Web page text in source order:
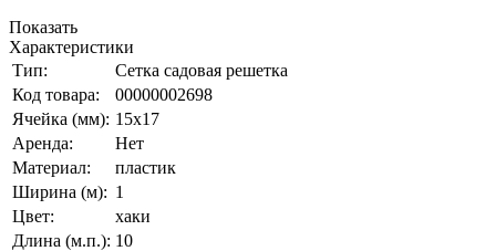
Показать
Характеристики
Тип:
Сетка садовая решетка
Код товара:
00000002698
Ячейка (мм): 15х17
Аренда:
Нет
Материал:
пластик
Ширина (м): 1
Цвет:
хаки
Длина (м.п.): 10